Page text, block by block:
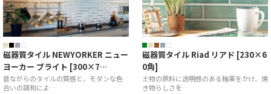
磁器質タイル NEWYORKER ニュー
ヨーカー ブライト [300×7…
昔ながらのタイルの質感と、モダンな色
合いの調和によ…
磁器質タイル Riad リアド [230×6
0角]
土物の原料に透明感のある釉薬をかけ、焼
き物らしさを…